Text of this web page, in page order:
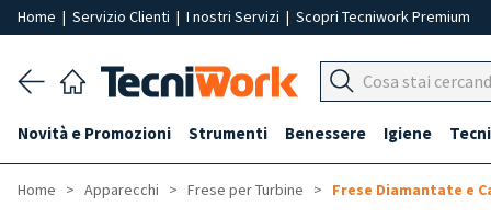
Home | Servizio Clienti | I nostri Servizi | Scopri Tecniwork Premium
Novità e Promozioni Strumenti Benessere Igiene
Home Apparecchi Frese per Turbine Frese Diamantate e